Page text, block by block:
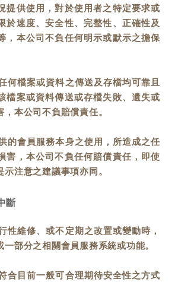
提供使用，對於使用者之特定要求或
於速度、安全性、完整性、正確性及
，本公司不負任何明示或默示之擔保
何檔案或資料之傳送及存檔均可靠且
檔案或資料傳送或存檔失敗、遺失或
本公司不負賠償責任。
的會員服務本身之使用，所造成之任
害，本公司不負任何賠償責任，即使
注意之建議事項亦同。
斷
性維修、或不定期之改置或變動時，
部分之相關會員服務系統或功能。
合目前一般可合理期待安全性之方式